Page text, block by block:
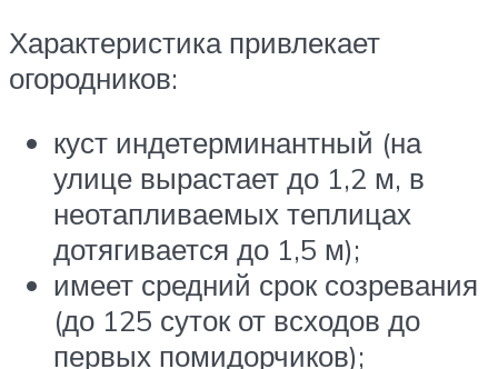
Характеристика привлекает
огородников:
куст индетерминантный (на
улице вырастает до 1,2 м, в
неотапливаемых теплицах
дотягивается до 1,5 м);
имеет средний срок созревания
(до 125 суток от всходов до
первых помидорчиков);